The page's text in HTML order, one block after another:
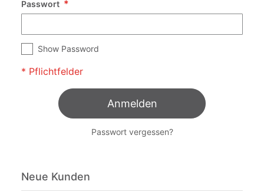
Passwort
Show Password
Anmelden
Passwort vergessen?
Neue Kunden